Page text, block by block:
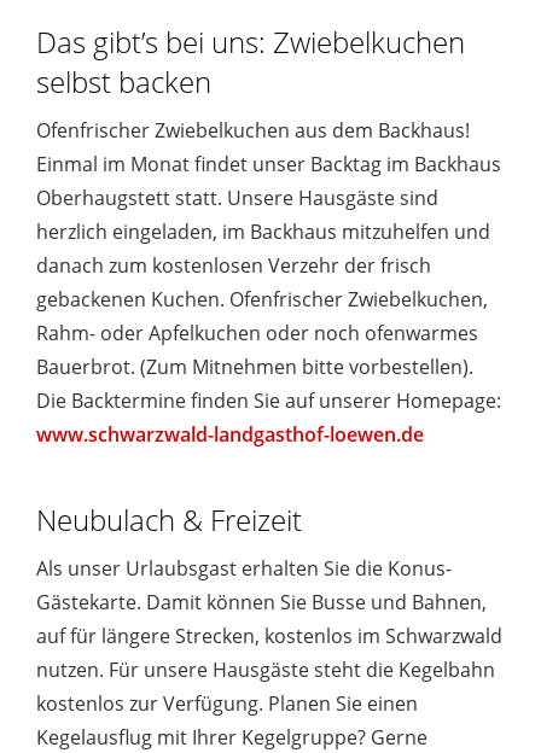
Das gibt’s bei uns: Zwiebelkuchen
selbst backen
Ofenfrischer Zwiebelkuchen aus dem Backhaus!
Einmal im Monat findet unser Backtag im Backhaus
Oberhaugstett statt. Unsere Hausgäste sind
herzlich eingeladen, im Backhaus mitzuhelfen und
danach zum kostenlosen Verzehr der frisch
gebackenen Kuchen. Ofenfrischer Zwiebelkuchen,
Rahm- oder Apfelkuchen oder noch ofenwarmes
Bauerbrot. (Zum Mitnehmen bitte vorbestellen).
Die Backtermine finden Sie auf unserer Homepage:
www.schwarzwald-landgasthof-loewen.de
Neubulach & Freizeit
Als unser Urlaubsgast erhalten Sie die Konus-
Gästekarte. Damit können Sie Busse und Bahnen,
auf für längere Strecken, kostenlos im Schwarzwald
nutzen. Für unsere Hausgäste steht die Kegelbahn
kostenlos zur Verfügung. Planen Sie einen
Kegelausflug mit Ihrer Kegelgruppe? Gerne